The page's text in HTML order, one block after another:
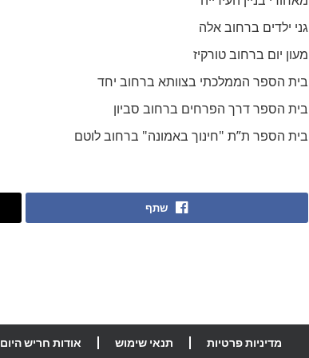
גני ילדים ברחוב אלה
מעון יום ברחוב טורקיז
בית הספר הממלכתי בצוותא ברחוב יחד
בית הספר דרך הפרחים ברחוב סביון
בית הספר ת”ת "חינוך באמונה" ברחוב לוטם
שתף
מדיניות פרטיות תנאי שימוש אודות חריש היום